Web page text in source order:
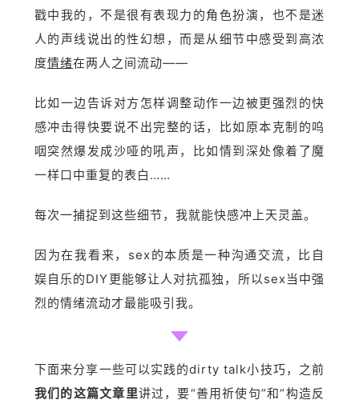
戳中我的，不是很有表现力的角色扮演，也不是迷
人的声线说出的性幻想，而是从细节中感受到高浓
度情绪在两人之间流动——
比如一边告诉对方怎样调整动作一边被更强烈的快
感冲击得快要说不出完整的话，比如原本克制的呜
咽突然爆发成沙哑的吼声，比如情到深处像着了魔
一样口中重复的表白……
每次一捕捉到这些细节，我就能快感冲上天灵盖。
因为在我看来，sex的本质是一种沟通交流，比自
娱自乐的DIY更能够让人对抗孤独，所以sex当中强
烈的情绪流动才最能吸引我。
下面来分享一些可以实践的dirty talk小技巧，之前
我们的这篇文章里讲过，要“善用祈使句”和“构造反